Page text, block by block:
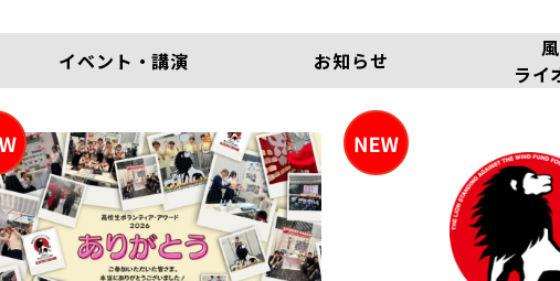
イベント・講演 お知らせ
ライ